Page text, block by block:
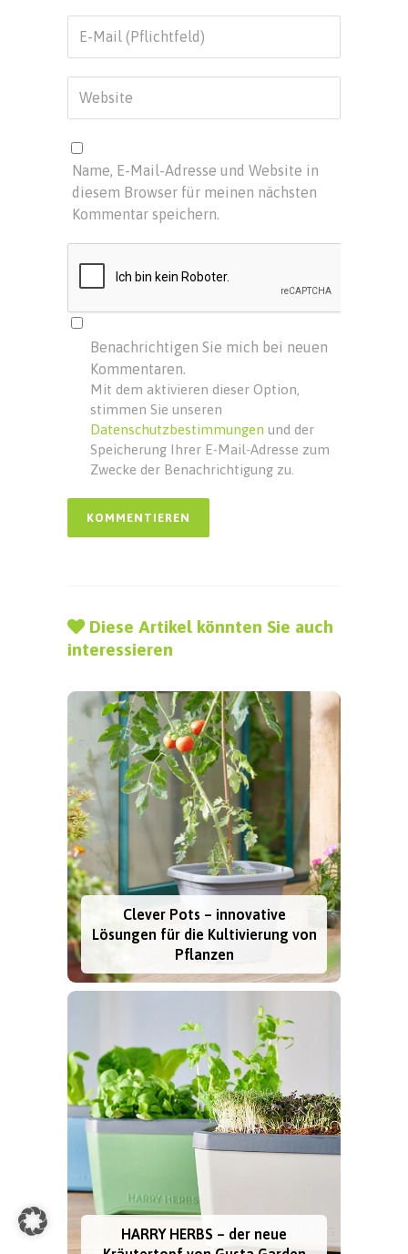
Name, E-Mail-Adresse und Website in
diesem Browser für meinen nächsten
Kommentar speichern.
Benachrichtigen Sie mich bei neuen
Kommentaren.
Mit dem aktivieren dieser Option,
stimmen Sie unseren
Datenschutzbestimmungen und der
Speicherung Ihrer E-Mail-Adresse zum
Zwecke der Benachrichtigung zu.
Diese Artikel könnten Sie auch
interessieren
Clever Pots – innovative
Lösungen für die Kultivierung von
Pflanzen
HARRY HERBS – der neue